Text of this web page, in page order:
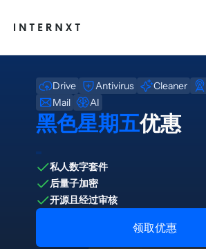
Drive Antivirus Cleaner
Mail
AI
黑色星期五优惠
私人数字套件
后量子加密
开源且经过审核
领取优惠